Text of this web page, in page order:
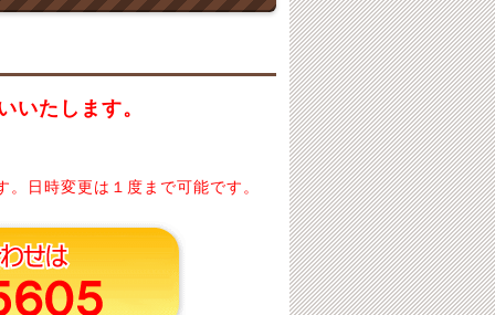
いたします。
日時変更は１度まで可能です。